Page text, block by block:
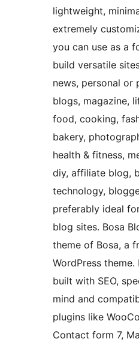
lightweight,
extremely
you can use as a
build versatile
news, personal or
blogs, magazine,
food, cooking,
bakery,
health & fitness,
diy, affiliate blog,
technology,
preferably ideal
blog sites. Bosa
theme of Bosa, a
WordPress theme.
built with SEO,
mind and
plugins like
Contact form 7,